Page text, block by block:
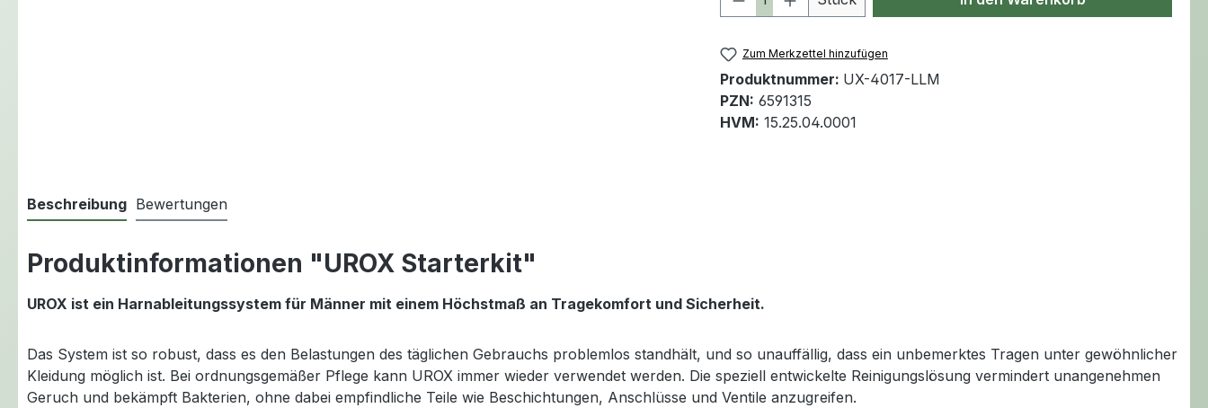
Zum Merkzettel hinzufügen
Produktnummer: UX-4017-LLM
PZN: 6591315
HVM: 15.25.04.0001
Beschreibung Bewertungen
Produktinformationen "UROX Starterkit"
UROX ist ein Harnableitungssystem für Männer mit einem Höchstmaß an Tragekomfort und Sicherheit.
Das System ist so robust, dass es den Belastungen des täglichen Gebrauchs problemlos standhält, und so unauffällig, dass ein unbemerktes Tragen unter gewöhnlicher
Kleidung möglich ist. Bei ordnungsgemäßer Pflege kann UROX immer wieder verwendet werden. Die speziell entwickelte Reinigungslösung vermindert unangenehmen
Geruch und bekämpft Bakterien, ohne dabei empfindliche Teile wie Beschichtungen, Anschlüsse und Ventile anzugreifen.